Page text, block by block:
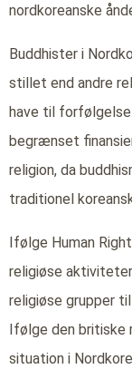
nordkoreanske
Buddhister i
stillet end andre
have til forfølgelse
begrænset
religion, da
traditionel
Ifølge Human
religiøse
religiøse grupper
Ifølge den britiske
situation i